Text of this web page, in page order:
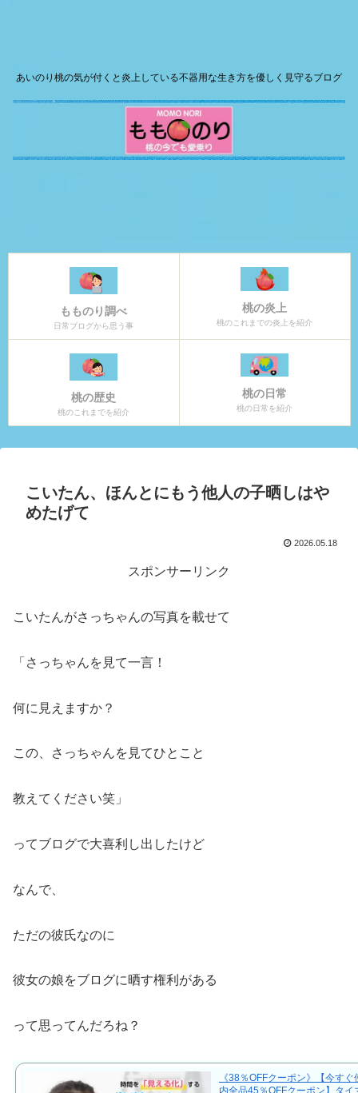
あいのり桃の気が付くと炎上している不器用な生き方を優しく見守るブログ
もものり調べ
日常ブログから思う事
桃の炎上
桃のこれまでの炎上を紹介
桃の歴史
桃のこれまでを紹介
桃の日常
桃の日常を紹介
こいたん、ほんとにもう他人の子晒しはや
めたげて
2026.05.18
スポンサーリンク
こいたんがさっちゃんの写真を載せて
「さっちゃんを見て一言！
何に見えますか？
この、さっちゃんを見てひとこと
教えてください笑」
ってブログで大喜利し出したけど
なんで、
ただの彼氏なのに
彼女の娘をブログに晒す権利がある
って思ってんだろね？
《38％OFFクーポン》【今す
内全品45％OFFクーポン】タイ